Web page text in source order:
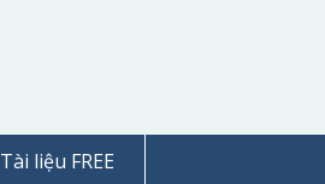
Tài liệu FREE